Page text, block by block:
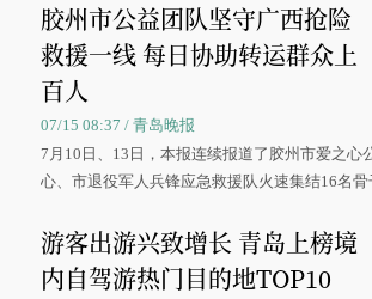
胶州市公益团队坚守广西抢险
救援一线 每日协助转运群众上
百人
07/15 08:37 / 青岛晚报
7月10日、13日，本报连续报道了胶州市爱之心
心、市退役军人兵锋应急救援队火速集结16名
游客出游兴致增长 青岛上榜境
内自驾游热门目的地TOP10